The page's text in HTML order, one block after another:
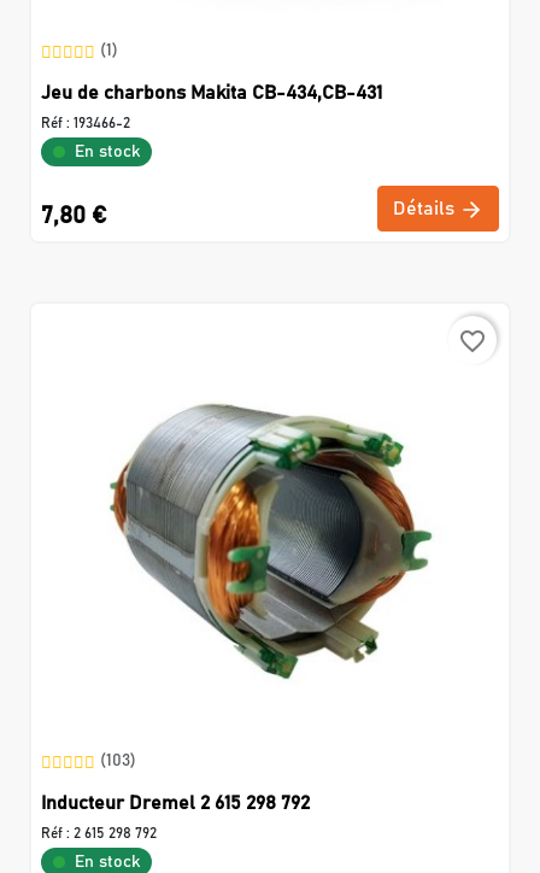
(1)
Jeu de charbons Makita CB-434,CB-431
Réf : 193466-2
En stock
7,80 € Détails
favorite_border
(103)
Inducteur Dremel 2 615 298 792
Réf : 2 615 298 792
En stock